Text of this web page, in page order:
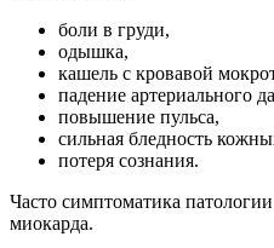
боли в груди,
одышка,
кашель с кровавой
падение артериального
повышение пульса,
сильная бледность
потеря сознания.
Часто симптоматика
миокарда.